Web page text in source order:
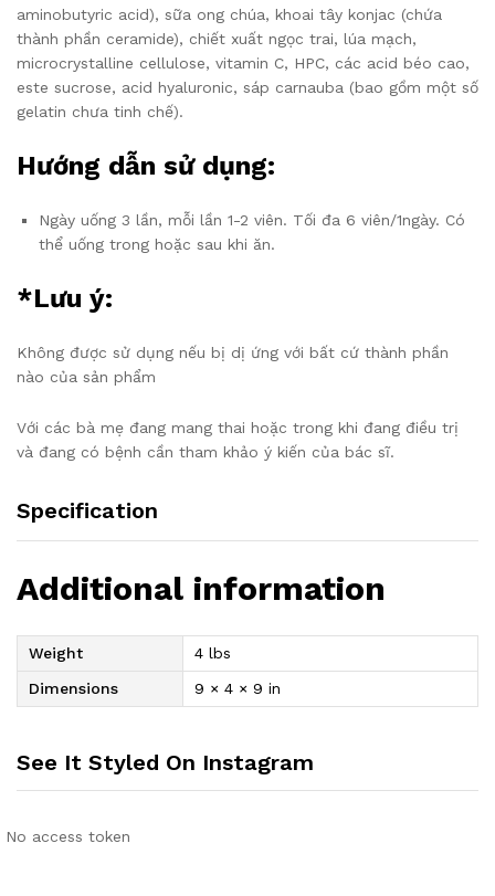
aminobutyric acid), sữa ong chúa, khoai tây konjac (chứa
thành phần ceramide), chiết xuất ngọc trai, lúa mạch,
microcrystalline cellulose, vitamin C, HPC, các acid béo cao,
este sucrose, acid hyaluronic, sáp carnauba (bao gồm một số
gelatin chưa tinh chế).
Hướng dẫn sử dụng:
Ngày uống 3 lần, mỗi lần 1-2 viên. Tối đa 6 viên/1ngày. Có
thể uống trong hoặc sau khi ăn.
*Lưu ý:
Không được sử dụng nếu bị dị ứng với bất cứ thành phần
nào của sản phẩm
Với các bà mẹ đang mang thai hoặc trong khi đang điều trị
và đang có bệnh cần tham khảo ý kiến của bác sĩ.
Specification
Additional information
Weight
4 lbs
Dimensions
9 × 4 × 9 in
See It Styled On Instagram
No access token